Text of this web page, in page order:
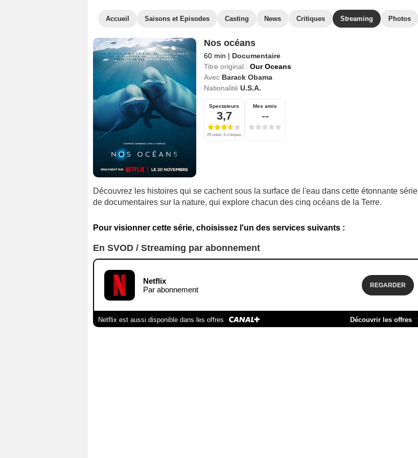
Accueil Saisons et Episodes Casting News Critiques Streaming Photos
Nos océans
60 min | Documentaire
Titre original : Our Oceans
Avec Barack Obama
Nationalité U.S.A.
Spectateurs
3,7
29 notes, 4 critiques
Mes amis
--
Découvrez les histoires qui se cachent sous la surface de l'eau dans cette étonnante série
de documentaires sur la nature, qui explore chacun des cinq océans de la Terre.
Pour visionner cette série, choisissez l'un des services suivants :
En SVOD / Streaming par abonnement
Netflix
Par abonnement
REGARDER
Netflix est aussi disponible dans les offres Découvrir les offres